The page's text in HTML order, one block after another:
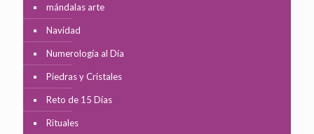
mándalas arte
Navidad
Numerología al Día
Piedras y Cristales
Reto de 15 Días
Rituales